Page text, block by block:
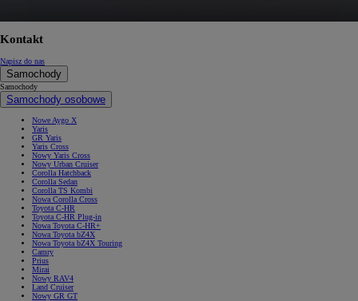
Kontakt
Napisz do nas
Samochody
Samochody
Samochody osobowe
Nowe Aygo X
Yaris
GR Yaris
Yaris Cross
Nowy Yaris Cross
Nowy Urban Cruiser
Corolla Hatchback
Corolla Sedan
Corolla TS Kombi
Nowa Corolla Cross
Toyota C-HR
Toyota C-HR Plug-in
Nowa Toyota C-HR+
Nowa Toyota bZ4X
Nowa Toyota bZ4X Touring
Camry
Prius
Mirai
Nowy RAV4
Land Cruiser
Nowy GR GT